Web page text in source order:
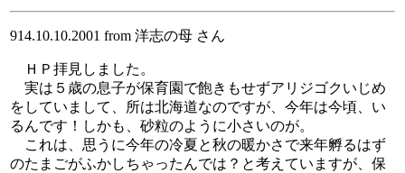
914.10.10.2001 from 洋志の母 さん
ＨＰ拝見しました。
実は５歳の息子が保育園で飽きもせずアリジゴクいじめ
をしていまして、所は北海道なのですが、今年は今頃、い
るんです！しかも、砂粒のように小さいのが。
これは、思うに今年の冷夏と秋の暖かさで来年孵るはず
のたまごがふかしちゃったんでは？と考えていますが、保